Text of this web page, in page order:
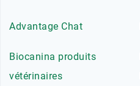
Advantage Chat
Biocanina produits
vétérinaires